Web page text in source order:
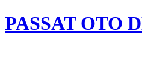
PASSAT OTO